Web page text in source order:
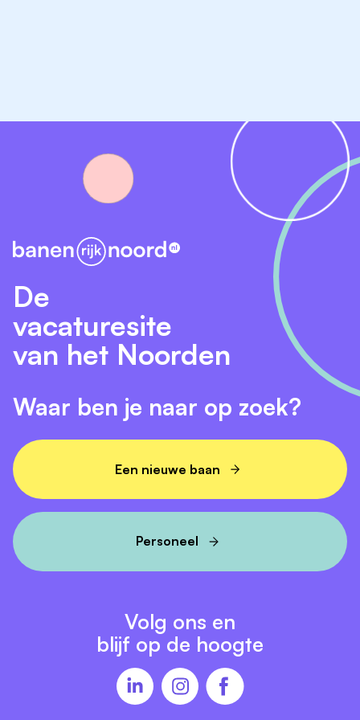
We zijn op zoek naar een kandidaat met
aantoonbaar Hbo-denkniveau. Als je genoten
opleiding richting de techniek is dan is dit een pré.
Reageren is eenvoudig door een email te sturen naar
Dan kun je altijd bellen met Yvonne Baks van
Langeland-Borgman op het nummer 0524-512886.
De
vacaturesite
van het Noorden
Waar ben je naar op zoek?
Een nieuwe baan
Personeel
Volg ons en
blijf op de hoogte